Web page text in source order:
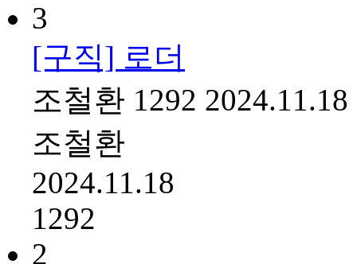
3
[구직] 로더
조철환 1292 2024.11.18
조철환
2024.11.18
1292
2